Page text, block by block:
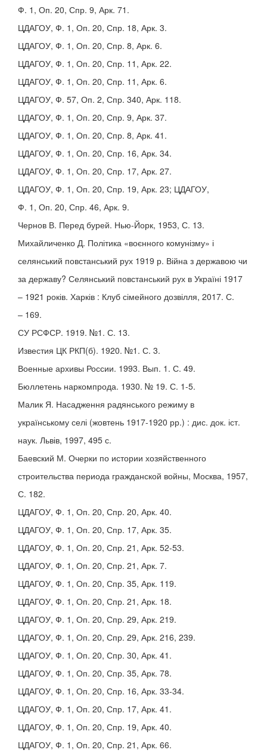
Ф. 1, Оп. 20, Спр. 9, Арк. 71.
ЦДАГОУ, Ф. 1, Оп. 20, Спр. 18, Арк. 3.
ЦДАГОУ, Ф. 1, Оп. 20, Спр. 8, Арк. 6.
ЦДАГОУ, Ф. 1, Оп. 20, Спр. 11, Арк. 22.
ЦДАГОУ, Ф. 1, Оп. 20, Спр. 11, Арк. 6.
ЦДАГОУ, Ф. 57, Оп. 2, Спр. 340, Арк. 118.
ЦДАГОУ, Ф. 1, Оп. 20, Спр. 9, Арк. 37.
ЦДАГОУ, Ф. 1, Оп. 20, Спр. 8, Арк. 41.
ЦДАГОУ, Ф. 1, Оп. 20, Спр. 16, Арк. 34.
ЦДАГОУ, Ф. 1, Оп. 20, Спр. 17, Арк. 27.
ЦДАГОУ, Ф. 1, Оп. 20, Спр. 19, Арк. 23; ЦДАГОУ,
Ф. 1, Оп. 20, Спр. 46, Арк. 9.
Чернов В. Перед бурей. Нью-Йорк, 1953, С. 13.
Михайличенко Д. Політика «воєнного комунізму» і
селянський повстанський рух 1919 р. Війна з державою чи
за державу? Селянський повстанський рух в Україні 1917
– 1921 років. Харків : Клуб сімейного дозвілля, 2017. С.
– 169.
СУ РСФСР. 1919. №1. С. 13.
Известия ЦК РКП(б). 1920. №1. С. 3.
Военные архивы России. 1993. Вып. 1. С. 49.
Бюллетень наркомпрода. 1930. № 19. С. 1-5.
Малик Я. Насадження радянського режиму в
українському селі (жовтень 1917-1920 рр.) : дис. док. іст.
наук. Львів, 1997, 495 с.
Баевский М. Очерки по истории хозяйственного
строительства периода гражданской войны, Москва, 1957,
С. 182.
ЦДАГОУ, Ф. 1, Оп. 20, Спр. 20, Арк. 40.
ЦДАГОУ, Ф. 1, Оп. 20, Спр. 17, Арк. 35.
ЦДАГОУ, Ф. 1, Оп. 20, Спр. 21, Арк. 52-53.
ЦДАГОУ, Ф. 1, Оп. 20, Спр. 21, Арк. 7.
ЦДАГОУ, Ф. 1, Оп. 20, Спр. 35, Арк. 119.
ЦДАГОУ, Ф. 1, Оп. 20, Спр. 21, Арк. 18.
ЦДАГОУ, Ф. 1, Оп. 20, Спр. 29, Арк. 219.
ЦДАГОУ, Ф. 1, Оп. 20, Спр. 29, Арк. 216, 239.
ЦДАГОУ, Ф. 1, Оп. 20, Спр. 30, Арк. 41.
ЦДАГОУ, Ф. 1, Оп. 20, Спр. 35, Арк. 78.
ЦДАГОУ, Ф. 1, Оп. 20, Спр. 16, Арк. 33-34.
ЦДАГОУ, Ф. 1, Оп. 20, Спр. 17, Арк. 41.
ЦДАГОУ, Ф. 1, Оп. 20, Спр. 19, Арк. 40.
ЦДАГОУ, Ф. 1, Оп. 20, Спр. 21, Арк. 66.